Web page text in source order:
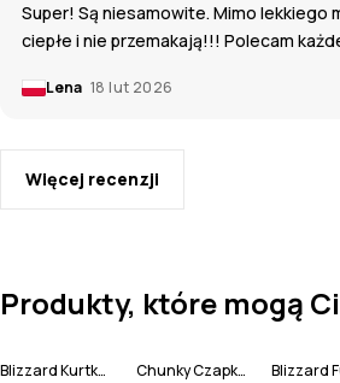
Super! Są niesamowite. Mimo lekkiego
ciepłe i nie przemakają!!! Polecam
Lena 18 lut 2026
Więcej recenzji
Produkty, które mogą
Blizzard Kurtka Snowboardowa Mężczyźni
Chunky Czapka Beanie